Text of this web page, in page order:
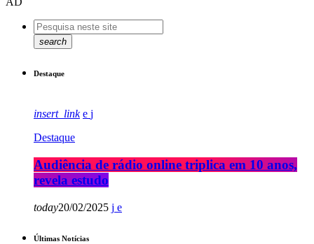
search
Destaque
insert_link
Destaque
Audiência de rádio online triplica em 10 anos,
revela estudo
today20/02/2025
Últimas Notícias